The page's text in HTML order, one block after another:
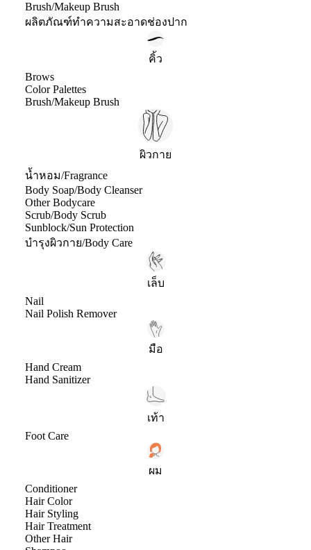
Brush/Makeup Brush
ผลิตภัณฑ์ทำความสะอาดช่องปาก
คิ้ว
Brows
Color Palettes
Brush/Makeup Brush
ผิวกาย
น้ำหอม/Fragrance
Body Soap/Body Cleanser
Other Bodycare
Scrub/Body Scrub
Sunblock/Sun Protection
บำรุงผิวกาย/Body Care
เล็บ
Nail
Nail Polish Remover
มือ
Hand Cream
Hand Sanitizer
เท้า
Foot Care
ผม
Conditioner
Hair Color
Hair Styling
Hair Treatment
Other Hair